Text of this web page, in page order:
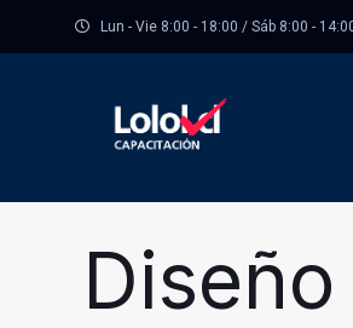
Lun - Vie 8:00 - 18:00 / Sáb 8:00 -